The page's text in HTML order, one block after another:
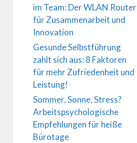
im Team: Der WLAN Router
für Zusammenarbeit und
Innovation
Gesunde Selbstführung
zahlt sich aus: 8 Faktoren
für mehr Zufriedenheit und
Leistung!
Sommer, Sonne, Stress?
Arbeitspsychologische
Empfehlungen für heiße
Bürotage